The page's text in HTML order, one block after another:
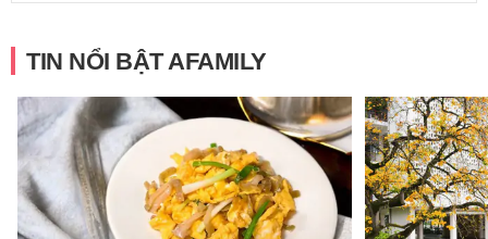
TIN NỔI BẬT AFAMILY